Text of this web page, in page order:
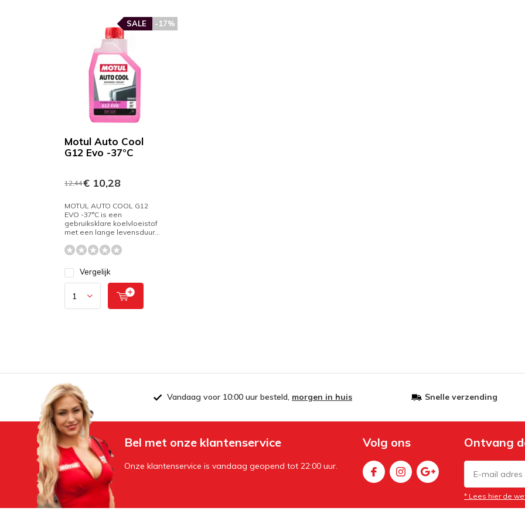
Motul Auto Cool
G12 Evo -37°C
-17%
SALE
12,44€ 10,28
MOTUL AUTO COOL G12
EVO -37°C is een
gebruiksklare koelvloeistof
met een lange levensduur...
Vergelijk
Vandaag voor 10:00 uur besteld, morgen in huis Snelle verzending
Bel met onze klantenservice
Onze klantenservice is vandaag geopend tot 22:00 uur.
Volg ons Ontvang
* Lees hier de